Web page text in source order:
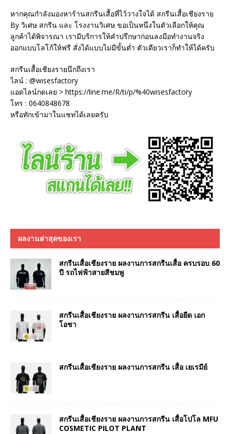
หากคุณกำลังมองหาร้านสกรีนเสื้อที่ไว้วางใจได้ สกรีนเสื้อเชียงราย
By วิเศษ สกรีน และ โรงงานวิเศษ ขอเป็นหนึ่งในตัวเลือกให้คุณ
ลูกค้าได้พิจารณา เรามีบริการให้คำปรึกษาก่อนลงมือทำงานจริง
ออกแบบโลโก้ให้ฟรี สั่งได้แบบไม่มีขั้นต่ำ ตัวเดียวเราก็ทำให้ได้ครับ
สกรีนเสื้อเชียงรายนึกถึงเรา
ไลน์ : @wisesfactory
แอดไลน์กดเลย > https://line.me/R/ti/p/%40wisesfactory
โทร : 0640848678
หรือทักเข้ามาในแชทได้เลยครับ
ผลงานล่าสุดของเรา
สกรีนเสื้อเชียงราย ผลงานการสกรีนเสื้อ ครบรอบ 60
ปี รถไฟฟ้าสายสีชมพู
สกรีนเสื้อเชียงราย ผลงานการสกรีน เสื้อยืด เอก
โอชา
สกรีนเสื้อเชียงราย ผลงานการสกรีน เสื้อ เยเรมีย์
สกรีนเสื้อเชียงราย ผลงานการสกรีน เสื้อโปโล MFU
COSMETIC PILOT PLANT